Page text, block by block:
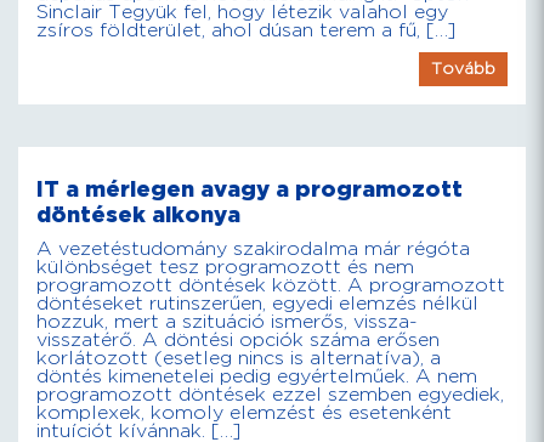
Sinclair Tegyük fel, hogy létezik valahol egy
zsíros földterület, ahol dúsan terem a fű, […]
Tovább
IT a mérlegen avagy a programozott
döntések alkonya
A vezetéstudomány szakirodalma már régóta
különbséget tesz programozott és nem
programozott döntések között. A programozott
döntéseket rutinszerűen, egyedi elemzés nélkül
hozzuk, mert a szituáció ismerős, vissza-
visszatérő. A döntési opciók száma erősen
korlátozott (esetleg nincs is alternatíva), a
döntés kimenetelei pedig egyértelműek. A nem
programozott döntések ezzel szemben egyediek,
komplexek, komoly elemzést és esetenként
intuíciót kívánnak. […]